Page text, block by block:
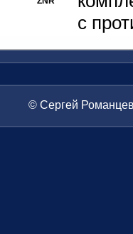
с
© Сергей